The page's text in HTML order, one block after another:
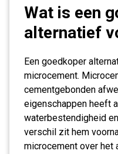
Wat is een
alternatief
Een goedkoper
microcement.
cementgebonden
eigenschappen heeft
waterbestendigheid
verschil zit hem
microcement over het